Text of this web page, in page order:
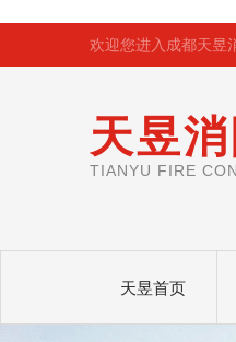
欢迎您进入成都天昱
天昱
TIANYU FIRE
天昱首页